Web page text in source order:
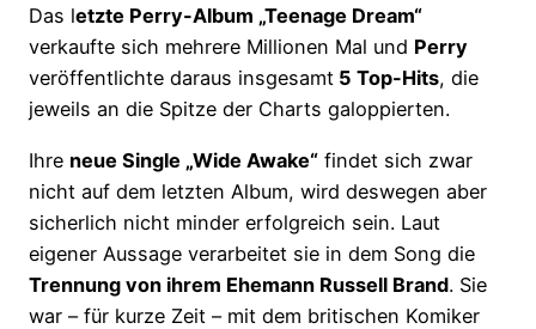
Das letzte Perry-Album „Teenage Dream“
verkaufte sich mehrere Millionen Mal und Perry
veröffentlichte daraus insgesamt 5 Top-Hits, die
jeweils an die Spitze der Charts galoppierten.
Ihre neue Single „Wide Awake“ findet sich zwar
nicht auf dem letzten Album, wird deswegen aber
sicherlich nicht minder erfolgreich sein. Laut
eigener Aussage verarbeitet sie in dem Song die
Trennung von ihrem Ehemann Russell Brand. Sie
war – für kurze Zeit – mit dem britischen Komiker